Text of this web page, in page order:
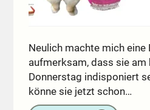
Neulich machte mich eine
aufmerksam, dass sie
Donnerstag indisponiert
könne sie jetzt schon…